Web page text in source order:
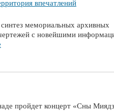
впечатлений
мемориальных архивных
с новейшими
пройдет концерт «Сны